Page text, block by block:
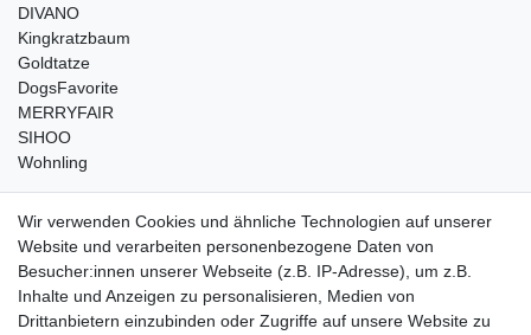
DIVANO
Kingkratzbaum
Goldtatze
DogsFavorite
MERRYFAIR
SIHOO
Wohnling
weitere Shops
traumlampen- Lampen und Kronleuchter
kinderwagencenter- Exklusive und günstige Kinderwagen
gastrogeraete24- alles für Gastronomie und Imbiss
Wir verwenden Cookies und ähnliche Technologien auf unserer
Website und verarbeiten personenbezogene Daten von
Besucher:innen unserer Webseite (z.B. IP-Adresse), um z.B.
Inhalte und Anzeigen zu personalisieren, Medien von
Drittanbietern einzubinden oder Zugriffe auf unsere Website zu